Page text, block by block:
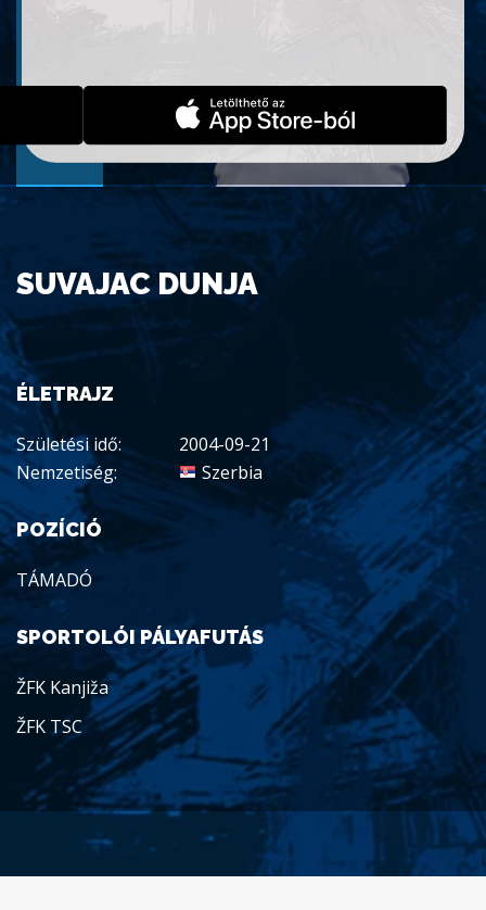
SUVAJAC DUNJA
ÉLETRAJZ
Születési idő:
2004-09-21
Nemzetiség:
Szerbia
POZÍCIÓ
TÁMADÓ
SPORTOLÓI PÁLYAFUTÁS
ŽFK Kanjiža
ŽFK TSC